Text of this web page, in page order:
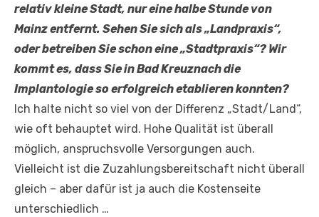
relativ kleine Stadt, nur eine halbe Stunde von
Mainz entfernt. Sehen Sie sich als „Landpraxis“,
oder betreiben Sie schon eine „Stadtpraxis“? Wir
kommt es, dass Sie in Bad Kreuznach die
Implantologie so erfolgreich etablieren konnten?
Ich halte nicht so viel von der Differenz „Stadt/Land“,
wie oft behauptet wird. Hohe Qualität ist überall
möglich, anspruchsvolle Versorgungen auch.
Vielleicht ist die Zuzahlungsbereitschaft nicht überall
gleich – aber dafür ist ja auch die Kostenseite
unterschiedlich …